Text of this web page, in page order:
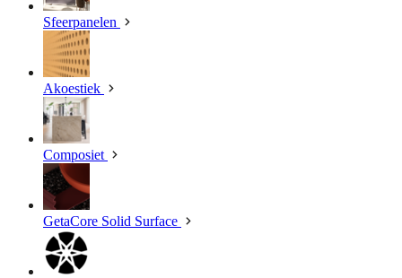
Sfeerpanelen
Akoestiek
Composiet
GetaCore Solid Surface